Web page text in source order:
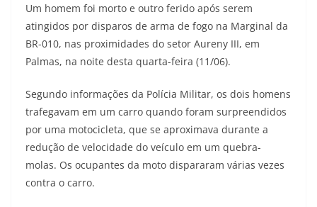
Um homem foi morto e outro ferido após serem
atingidos por disparos de arma de fogo na Marginal da
BR-010, nas proximidades do setor Aureny III, em
Palmas, na noite desta quarta-feira (11/06).
Segundo informações da Polícia Militar, os dois homens
trafegavam em um carro quando foram surpreendidos
por uma motocicleta, que se aproximava durante a
redução de velocidade do veículo em um quebra-
molas. Os ocupantes da moto dispararam várias vezes
contra o carro.